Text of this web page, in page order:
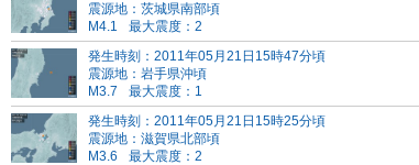
震源地：茨城県南部頃
M4.1
最大震度：2
発生時刻：2011年05月21日15時47分頃
震源地：岩手県沖頃
M3.7
最大震度：1
発生時刻：2011年05月21日15時25分頃
震源地：滋賀県北部頃
M3.6
最大震度：2